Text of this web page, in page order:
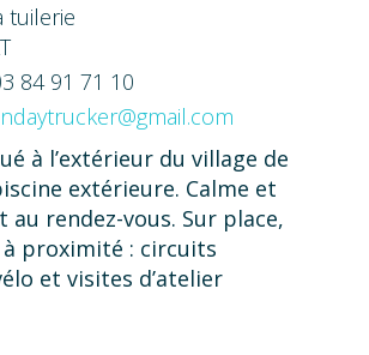
tuilerie
84 91 71 10
à l’extérieur du village de
extérieure. Calme et
au rendez-vous. Sur place,
proximité : circuits
et visites d’atelier